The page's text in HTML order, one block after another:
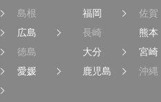
島根
広島
徳島
愛媛
福岡
佐賀
長崎
熊本
大分
宮崎
鹿児島
沖縄